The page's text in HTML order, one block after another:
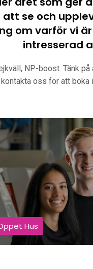
se och
om varför vi
intresserad
NP-boost. Tänk
kontakta oss för att boka
Hus